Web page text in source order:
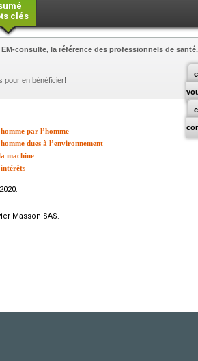
clés
consulte, la référence des professionnels de santé.
pour en bénéficier!
par l’homme
dues à l’environnement
machine
Masson SAS.